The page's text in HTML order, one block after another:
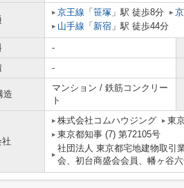
京王線 「 笹塚 」駅 徒歩8分
山手線 「 新宿 」駅 徒歩44分
-
-
造
マンション / 鉄筋コンクリー
ト
株式会社コムハウジング 東
東京都知事 (7) 第72105号
社団法人 東京都宅地建物取引
会、初台商盛会会員、幡ヶ谷